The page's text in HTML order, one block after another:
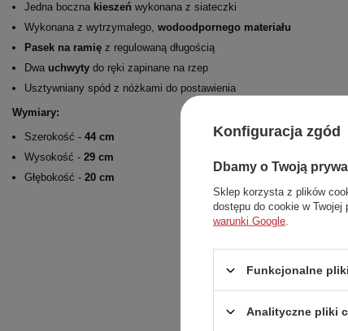
Jedna boczna kieszeń wykonana z siateczki
Wykonana z wytrzymałego, wodoodpornego materiału
Pasek na ramię z regulowaną długością
Dwa uchwyty do ręki zapinane na rzep
Usztywniany spód z nóżkami do postawienia
Wymiary:
Szerokość - 44 cm
Wysokość - 29 cm
Głębokość - 20 cm
Konfiguracja zgód
Dbamy o Twoją
Sklep korzysta z plików
dostępu do cookie w
warunki Google
Funkcjonalne
Analityczne pliki